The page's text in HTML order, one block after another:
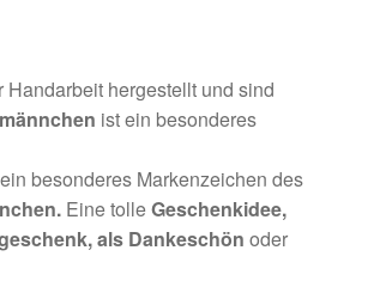
hergestellt und sind
ist ein besonderes
besonderes Markenzeichen des
Eine tolleGeschenkidee,
als Dankeschön oder